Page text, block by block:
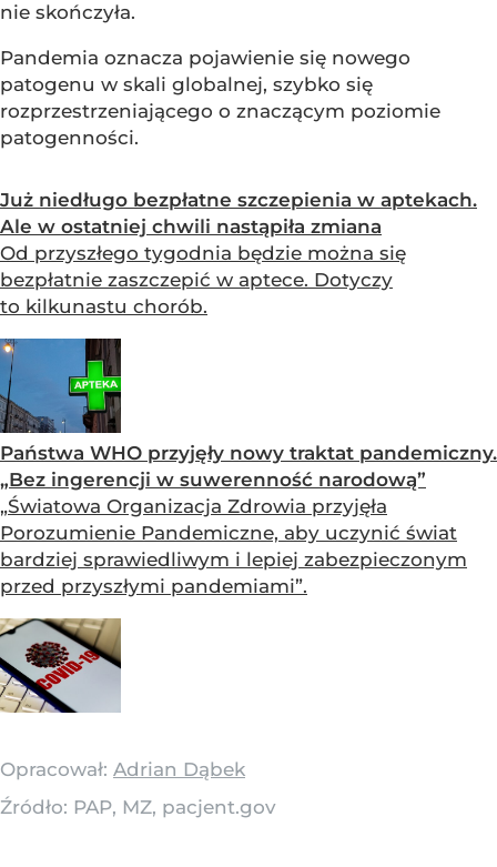
nie skończyła.
Pandemia oznacza pojawienie się nowego
patogenu w skali globalnej, szybko się
rozprzestrzeniającego o znaczącym poziomie
patogenności.
Już niedługo bezpłatne szczepienia w aptekach.
Ale w ostatniej chwili nastąpiła zmiana
Od przyszłego tygodnia będzie można się
bezpłatnie zaszczepić w aptece. Dotyczy
to kilkunastu chorób.
Państwa WHO przyjęły nowy traktat pandemiczny.
„Bez ingerencji w suwerenność narodową”
„Światowa Organizacja Zdrowia przyjęła
Porozumienie Pandemiczne, aby uczynić świat
bardziej sprawiedliwym i lepiej zabezpieczonym
przed przyszłymi pandemiami”.
Opracował: Adrian Dąbek
Źródło: PAP, MZ, pacjent.gov